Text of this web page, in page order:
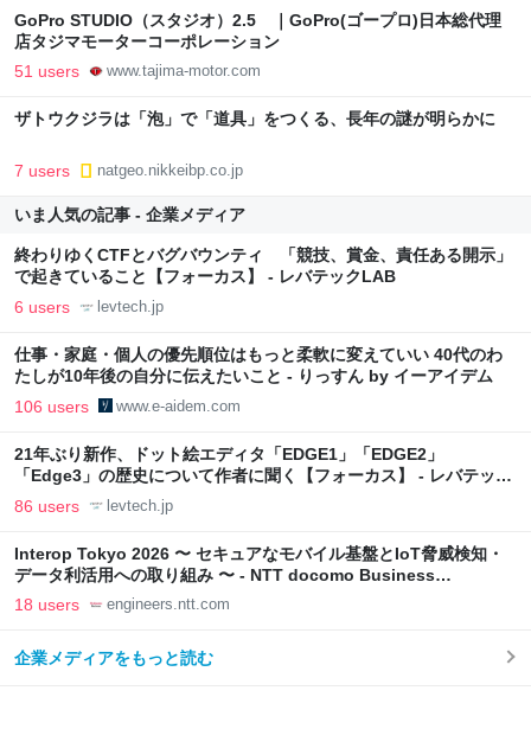
GoPro STUDIO（スタジオ）2.5 ｜GoPro(ゴープロ)日本総代理
店タジマモーターコーポレーション
51 users www.tajima-motor.com
ザトウクジラは「泡」で「道具」をつくる、長年の謎が明らかに
7 users natgeo.nikkeibp.co.jp
いま人気の記事 - 企業メディア
終わりゆくCTFとバグバウンティ 「競技、賞金、責任ある開示」
で起きていること【フォーカス】 - レバテックLAB
6 users levtech.jp
仕事・家庭・個人の優先順位はもっと柔軟に変えていい 40代のわ
たしが10年後の自分に伝えたいこと - りっすん by イーアイデム
106 users www.e-aidem.com
21年ぶり新作、ドット絵エディタ「EDGE1」「EDGE2」
「Edge3」の歴史について作者に聞く【フォーカス】 - レバテック
LAB
86 users levtech.jp
Interop Tokyo 2026 〜 セキュアなモバイル基盤とIoT脅威検知・
データ利活用への取り組み 〜 - NTT docomo Business
Engineers' Blog
18 users engineers.ntt.com
企業メディアをもっと読む